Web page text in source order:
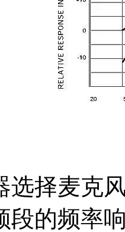
选择麦克
段的频率